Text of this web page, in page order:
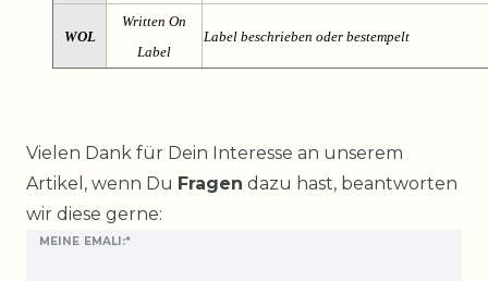
WOL
Written On
Label
Label beschrieben oder bestempelt
Vielen Dank für Dein Interesse an unserem
Artikel, wenn Du Fragen dazu hast, beantworten
wir diese gerne:
MEINE EMALI:*
Ceres::Template.mailFormHoneypotLabel